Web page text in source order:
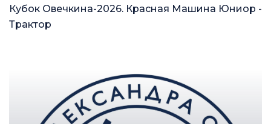
Кубок Овечкина-2026. Красная Машина Юниор -
Трактор